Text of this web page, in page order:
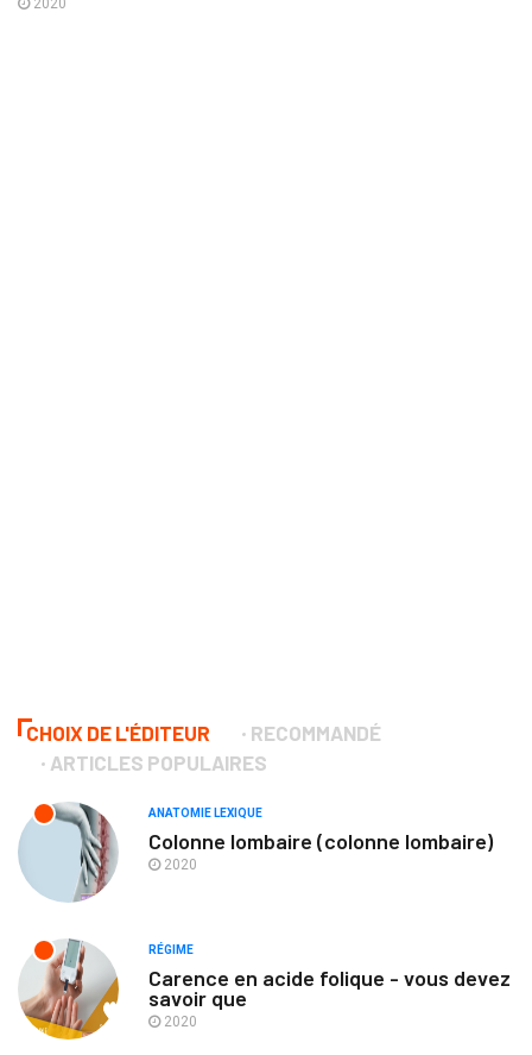
2020
CHOIX DE L'ÉDITEUR
RECOMMANDÉ
ARTICLES POPULAIRES
ANATOMIE LEXIQUE
Colonne lombaire (colonne lombaire)
2020
RÉGIME
Carence en acide folique - vous devez
savoir que
2020